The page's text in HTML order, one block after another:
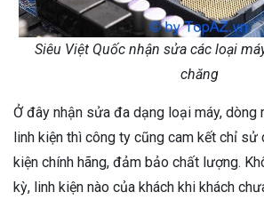
Siêu Việt Quốc nhận sửa các loại
chăng
Ở đây nhận sửa đa dạng loại máy, dòng
linh kiện thì công ty cũng cam kết chỉ sử
kiện chính hãng, đảm bảo chất lượng.
kỳ, linh kiện nào của khách khi khách